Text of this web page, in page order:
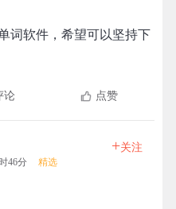
词软件，希望可以坚持下
点赞
46分 精选
+关注